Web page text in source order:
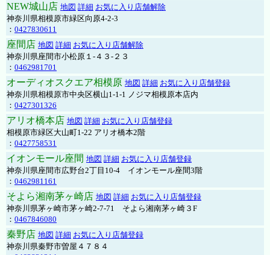
NEW城山店 地図 詳細 お気に入り店舗解除
神奈川県相模原市緑区向原4-2-3
： 0427830611
座間店 地図 詳細 お気に入り店舗解除
神奈川県座間市小松原１-４３-２３
： 0462981701
オーディオスクエア相模原 地図 詳細 お気に入り店舗登録
神奈川県相模原市中央区横山1-1-1 ノジマ相模原本店内
： 0427301326
アリオ橋本店 地図 詳細 お気に入り店舗登録
相模原市緑区大山町1-22 アリオ橋本2階
： 0427758531
イオンモール座間 地図 詳細 お気に入り店舗登録
神奈川県座間市広野台2丁目10-4 イオンモール座間3階
： 0462981161
そよら湘南茅ヶ崎店 地図 詳細 お気に入り店舗登録
神奈川県茅ヶ崎市茅ヶ崎2‐7‐71 そよら湘南茅ヶ崎３F
： 0467846080
秦野店 地図 詳細 お気に入り店舗登録
神奈川県秦野市曽屋４７８４